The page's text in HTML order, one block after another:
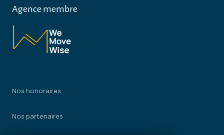
Agence membre
Nos honoraires
Nos partenaires